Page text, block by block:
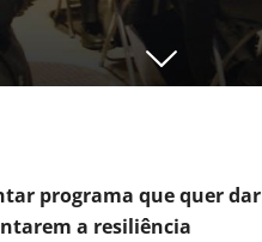
programa que quer dar
a resiliência